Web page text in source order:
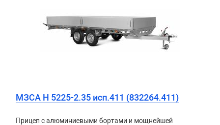
МЗСА H 5225-2.35 исп.411 (832264.411)
Прицеп с алюминиевыми бортами и мощнейшей